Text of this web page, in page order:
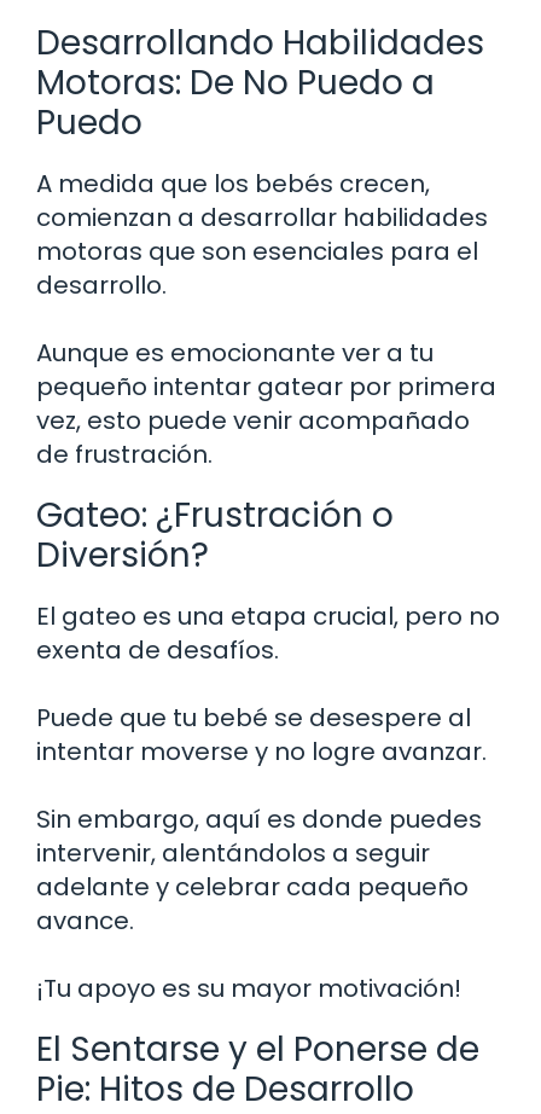
Desarrollando Habilidades
Motoras: De No Puedo a
Puedo
A medida que los bebés crecen,
comienzan a desarrollar habilidades
motoras que son esenciales para el
desarrollo.
Aunque es emocionante ver a tu
pequeño intentar gatear por primera
vez, esto puede venir acompañado
de frustración.
Gateo: ¿Frustración o
Diversión?
El gateo es una etapa crucial, pero no
exenta de desafíos.
Puede que tu bebé se desespere al
intentar moverse y no logre avanzar.
Sin embargo, aquí es donde puedes
intervenir, alentándolos a seguir
adelante y celebrar cada pequeño
avance.
¡Tu apoyo es su mayor motivación!
El Sentarse y el Ponerse de
Pie: Hitos de Desarrollo